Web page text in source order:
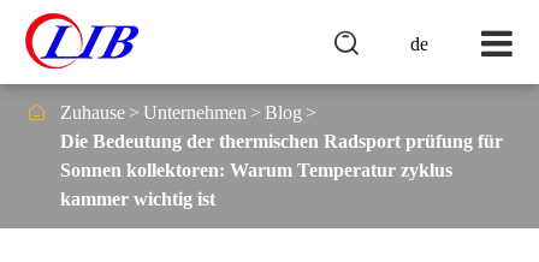
de

 Zuhause Unternehmen
Blog
Die Bedeutung der thermischen Radsport prüfung für
Sonnen kollektoren: Warum Temperatur zyklus
kammer wichtig ist